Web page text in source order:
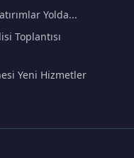
Yolda...
Toplantısı
Yeni Hizmetler